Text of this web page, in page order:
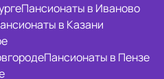
Пансионаты в Иваново
в Казани
Пансионаты в Пензе